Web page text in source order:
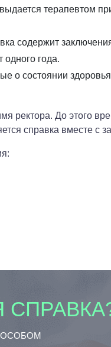
терапевтом
содержит
одного года.
о состоянии
ректора. До этого
справка вместе с